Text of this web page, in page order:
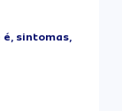
sintomas,